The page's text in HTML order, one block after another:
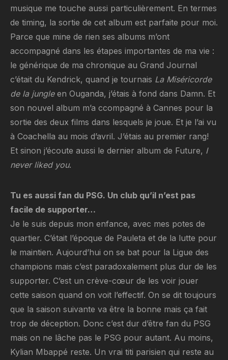
musique me touche aussi particulièrement. En termes
de timing, la sortie de cet album est parfaite pour moi.
Parce que mine de rien ses albums m’ont
accompagné dans les étapes importantes de ma vie :
le générique de ma chronique au Grand Journal
c’était du Kendrick, quand je tournais La Miséricorde
de la jungle en Ouganda, j’étais à fond dans Damn. Et
son nouvel album m’a ccompagné à Cannes pour la
sortie des deux films dans lesquels je joue. Et je l’ai vu
à Coachella au mois d’avril. J’étais au premier rang!
Et sinon j’écoute aussi le dernier album de Future, I
never liked you.
Tu es aussi fan du PSG. Un club qu’il n’est pas
facile de supporter…
Je le suis depuis mon enfance, avec mes potes de
quartier. C’était l’époque de Pauleta et de la lutte pour
le maintien. Aujourd’hui on se bat pour la Ligue des
champions mais c’est paradoxalement plus dur de les
supporter. C’est un crève-cœur de les voir jouer
cette saison quand on voit l’effectif. On se dit toujours
que la saison suivante va être la bonne mais ça fait
trop de déception. Donc c’est dur d’être fan du PSG
mais on ne lâche pas le PSG pour autant. Au moins,
Kylian Mbappé reste. Un vrai titi parisien qui reste au